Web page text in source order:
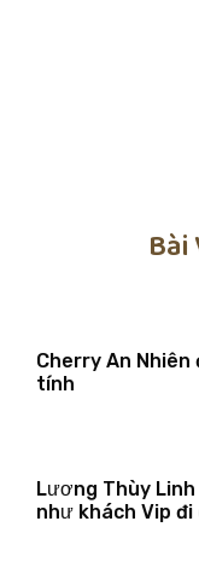
Cherry An Nhiên
tính
Lương Thùy
như khách Vip